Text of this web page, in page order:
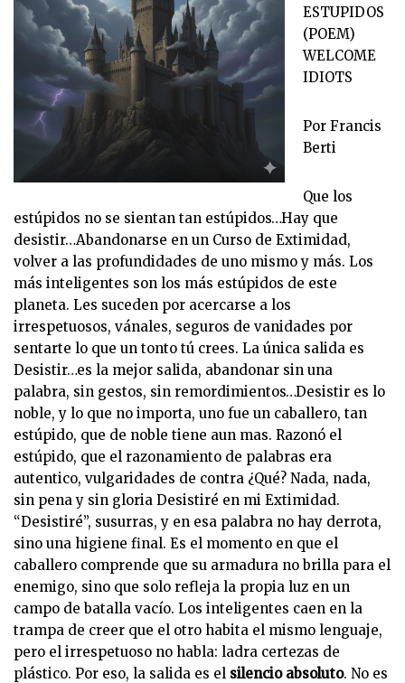
ESTUPIDOS
(POEM)
WELCOME
IDIOTS
Por Francis
Berti
Que los
estúpidos no se sientan tan estúpidos…Hay que
desistir…Abandonarse en un Curso de Extimidad,
volver a las profundidades de uno mismo y más. Los
más inteligentes son los más estúpidos de este
planeta. Les suceden por acercarse a los
irrespetuosos, vánales, seguros de vanidades por
sentarte lo que un tonto tú crees. La única salida es
Desistir…es la mejor salida, abandonar sin una
palabra, sin gestos, sin remordimientos…Desistir es lo
noble, y lo que no importa, uno fue un caballero, tan
estúpido, que de noble tiene aun mas. Razonó el
estúpido, que el razonamiento de palabras era
autentico, vulgaridades de contra ¿Qué? Nada, nada,
sin pena y sin gloria Desistiré en mi Extimidad.
“Desistiré”, susurras, y en esa palabra no hay derrota,
sino una higiene final. Es el momento en que el
caballero comprende que su armadura no brilla para el
enemigo, sino que solo refleja la propia luz en un
campo de batalla vacío. Los inteligentes caen en la
trampa de creer que el otro habita el mismo lenguaje,
pero el irrespetuoso no habla: ladra certezas de
plástico. Por eso, la salida es el silencio absoluto. No es